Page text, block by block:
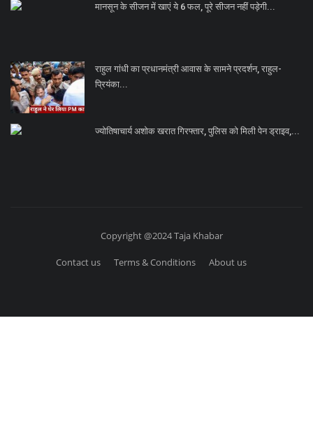
मानसून के सीजन में खाएं ये 6 फल, पूरे सीजन नहीं पड़ेगी...
राहुल गांधी का प्रधानमंत्री आवास के सामने प्रदर्शन, राहुल-
प्रियंका...
ज्योतिषाचार्य अशोक खरात गिरफ्तार, पुलिस को मिली पेन ड्राइव,...
Copyright @2024 Taja Khabar
Contact us Terms & Conditions About us